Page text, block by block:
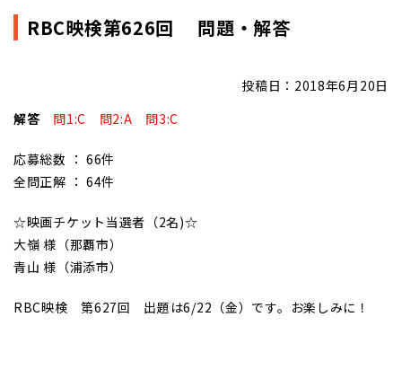
RBC映検第626回 問題・解答
投稿日：2018年6月20日
解答
問1:C 問2:A 問3:C
応募総数 ： 66件
全問正解 ： 64件
☆映画チケット当選者（2名)☆
大嶺 様（那覇市）
青山 様（浦添市）
RBC映検 第627回 出題は6/22（金）です。お楽しみに！